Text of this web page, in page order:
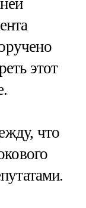
этот
что